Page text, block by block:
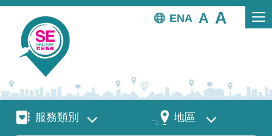
移至主內容
EN
服務類別服務類別 地區 地區